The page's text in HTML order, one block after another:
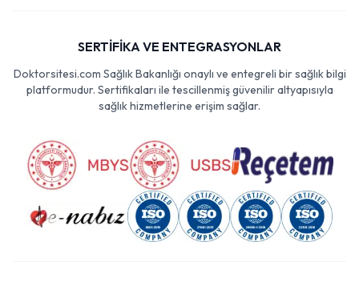
SERTİFİKA VE ENTEGRASYONLAR
Doktorsitesi.com Sağlık Bakanlığı onaylı ve entegreli bir sağlık bilgi
platformudur. Sertifikaları ile tescillenmiş güvenilir altyapısıyla
sağlık hizmetlerine erişim sağlar.